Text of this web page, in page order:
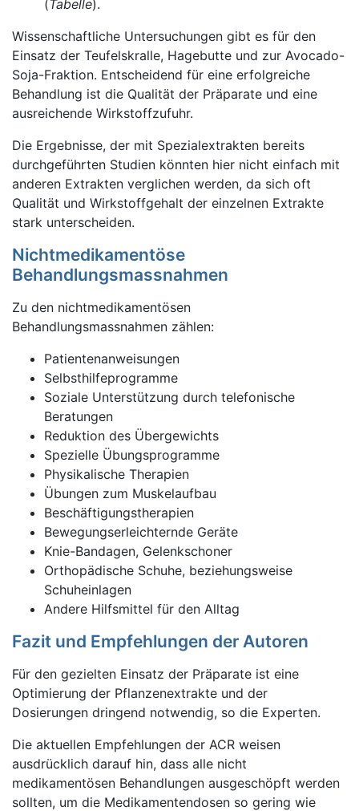
(Tabelle).
Wissenschaftliche Untersuchungen gibt es für den
Einsatz der Teufelskralle, Hagebutte und zur Avocado-
Soja-Fraktion. Entscheidend für eine erfolgreiche
Behandlung ist die Qualität der Präparate und eine
ausreichende Wirkstoffzufuhr.
Die Ergebnisse, der mit Spezialextrakten bereits
durchgeführten Studien könnten hier nicht einfach mit
anderen Extrakten verglichen werden, da sich oft
Qualität und Wirkstoffgehalt der einzelnen Extrakte
stark unterscheiden.
Nichtmedikamentöse
Behandlungsmassnahmen
Zu den nichtmedikamentösen
Behandlungsmassnahmen zählen:
Patientenanweisungen
Selbsthilfeprogramme
Soziale Unterstützung durch telefonische
Beratungen
Reduktion des Übergewichts
Spezielle Übungsprogramme
Physikalische Therapien
Übungen zum Muskelaufbau
Beschäftigungstherapien
Bewegungserleichternde Geräte
Knie-Bandagen, Gelenkschoner
Orthopädische Schuhe, beziehungsweise
Schuheinlagen
Andere Hilfsmittel für den Alltag
Fazit und Empfehlungen der Autoren
Für den gezielten Einsatz der Präparate ist eine
Optimierung der Pflanzenextrakte und der
Dosierungen dringend notwendig, so die Experten.
Die aktuellen Empfehlungen der ACR weisen
ausdrücklich darauf hin, dass alle nicht
medikamentösen Behandlungen ausgeschöpft werden
sollten, um die Medikamentendosen so gering wie